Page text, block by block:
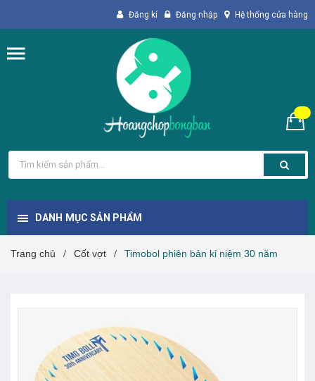
Đăng kí Đăng nhập Hệ thống cửa hàng
DANH MỤC SẢN PHẨM
Trang chủ / Cốt vợt / Timobol phiên bản kỉ niệm 30 năm